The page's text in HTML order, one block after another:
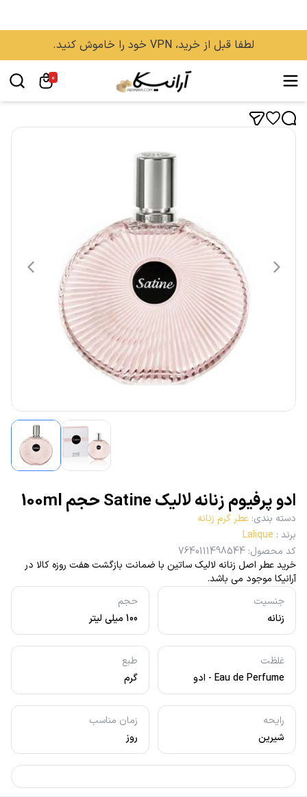
لطفا قبل از خرید، VPN خود را خاموش کنید.
0
ادو پرفیوم زنانه لالیک Satine حجم 100ml
جنسیت
زنانه
حجم
100 میلی لیتر
غلظت
Eau de Perfume - ادو
پرفیوم
طبع
گرم
رایحه
شیرین
زمان مناسب
روز
دسته بندی: عطر گرم زنانه
برند :
Lalique
کد محصول:
7640111498544
خرید عطر اصل زنانه لالیک ساتین با ضمانت بازگشت هفت روزه کالا در
آرانیکا موجود می باشد.